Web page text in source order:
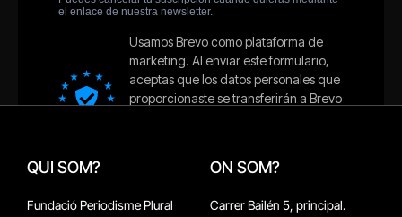
QUI SOM?
Fundació Periodisme Plural
ON SOM?
Carrer Bailén 5, principal.